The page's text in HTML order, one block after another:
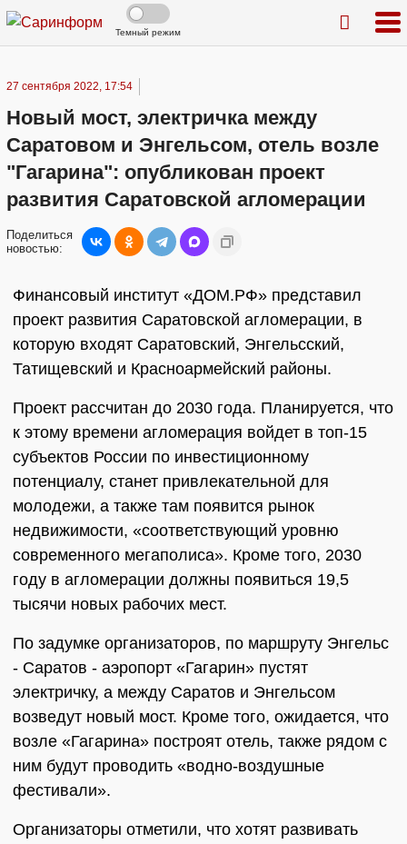
Темный режим
27 сентября 2022, 17:54
Новый мост, электричка между
Саратовом и Энгельсом, отель возле
"Гагарина": опубликован проект
развития Саратовской агломерации
Поделиться
новостью:
Финансовый институт «ДОМ.РФ» представил
проект развития Саратовской агломерации, в
которую входят Саратовский, Энгельсский,
Татищевский и Красноармейский районы.
Проект рассчитан до 2030 года. Планируется, что
к этому времени агломерация войдет в топ-15
субъектов России по инвестиционному
потенциалу, станет привлекательной для
молодежи, а также там появится рынок
недвижимости, «соответствующий уровню
современного мегаполиса». Кроме того, 2030
году в агломерации должны появиться 19,5
тысячи новых рабочих мест.
По задумке организаторов, по маршруту Энгельс
- Саратов - аэропорт «Гагарин» пустят
электричку, а между Саратов и Энгельсом
возведут новый мост. Кроме того, ожидается, что
возле «Гагарина» построят отель, также рядом с
ним будут проводить «водно-воздушные
фестивали».
Организаторы отметили, что хотят развивать